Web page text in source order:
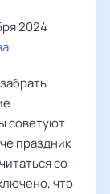
2024
советуют
праздник
со
что